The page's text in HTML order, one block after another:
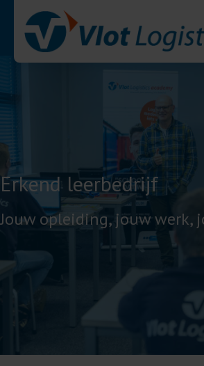
inhoud
Erkend leerbedrijf
Jouw opleiding, jouw werk,